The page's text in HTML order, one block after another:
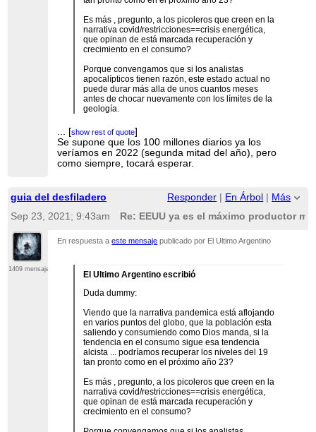
Es más , pregunto, a los picoleros que creen en la
narrativa covid/restricciones==crisis energética,
que opinan de está marcada recuperación y
crecimiento en el consumo?
Porque convengamos que si los analistas
apocalípticos tienen razón, este estado actual no
puede durar más alla de unos cuantos meses
antes de chocar nuevamente con los límites de la
geología.
probable, antes o a principio del 2023, algo o
alguíen tendrá que volver a detener la
maquinaría mundial.
Es así no ?
...[show rest of quote]
[show rest of quote]
Se supone que los 100 millones diarios ya los
veríamos en 2022 (segunda mitad del año), pero
como siempre, tocará esperar.
guia del desfiladero Responder | En Árbol | Más
Sep 23, 2021; 9:43am
Re: EEUU ya es el máximo productor
1409 mensajes
En respuesta aeste mensaje publicado por El Ultimo Argentino
El Ultimo Argentino escribió
Duda dummy:
Viendo que la narrativa pandemica está aflojando
en varios puntos del globo, que la población esta
saliendo y consumiendo como Dios manda, si la
tendencia en el consumo sigue esa tendencia
alcista ... podríamos recuperar los niveles del 19
tan pronto como en el próximo año 23?
Es más , pregunto, a los picoleros que creen en la
narrativa covid/restricciones==crisis energética,
que opinan de está marcada recuperación y
crecimiento en el consumo?